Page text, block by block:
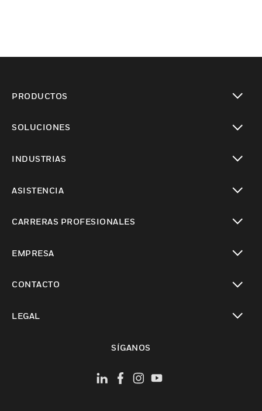
PRODUCTOS
SOLUCIONES
INDUSTRIAS
ASISTENCIA
CARRERAS PROFESIONALES
EMPRESA
CONTACTO
LEGAL
SÍGANOS